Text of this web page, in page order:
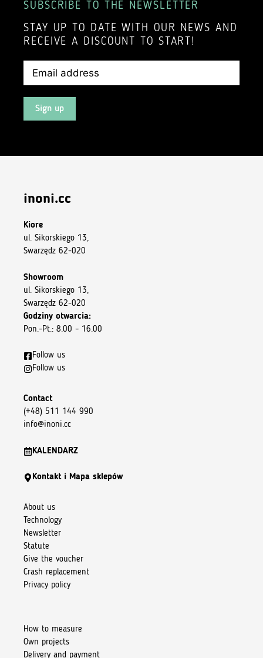
SUBSCRIBE TO THE NEWSLETTER
STAY UP TO DATE WITH OUR NEWS AND
RECEIVE A DISCOUNT TO START!
Sign up
inoni.cc
Kiore
ul. Sikorskiego 13,
Swarzędz 62-020
Showroom
ul. Sikorskiego 13,
Swarzędz 62-020
Godziny otwarcia:
Pon.–Pt.: 8.00 – 16.00
Follow us
Follow us
Contact
(+48) 511 144 990
info@inoni.cc
KALENDARZ
Kontakt i Mapa sklepów
About us
Technology
Newsletter
Statute
Give the voucher
Crash replacement
Privacy policy
How to measure
Own projects
Delivery and payment